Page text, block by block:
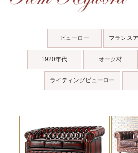
ビューロー フランス
1920年代 オーク材
ライティングビューロー